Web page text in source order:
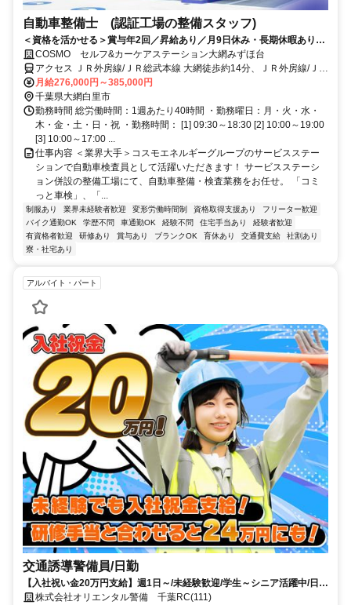
自動車整備士 (認証工場の整備スタッフ)
＜資格を活かせる＞賞与年2回／昇給あり／月9日休み・長期休暇あり／
残業20時間以内／福利厚生や制度も充実◎／資格取得支援制度あり
COSMO セルフ&カーケアステーション大網みずほ台
アクセス ＪＲ外房線/ＪＲ総武本線 大網徒歩約14分、ＪＲ外房線/ＪＲ
総武本線 大網徒歩約14分、ＪＲ外房線/ＪＲ総武本線 永田（千葉県）
徒歩約18分 大網駅から徒歩14分
月給276,000円～385,000円
千葉県大網白里市
勤務時間 総労働時間：1週あたり40時間 ・勤務曜日：月・火・水・
木・金・土・日・祝 ・勤務時間： [1] 09:30～18:30 [2] 10:00～19:00
[3] 10:00～17:00 ...
仕事内容 ＜業界大手＞コスモエネルギーグループのサービスステー
ションで自動車検査員として活躍いただきます！ サービスステーシ
ョン併設の整備工場にて、自動車整備・検査業務をお任せ。 「コミ
っと車検」、「...
制服あり 業界未経験者歓迎 変形労働時間制 資格取得支援あり
フリーター歓迎
バイク通勤OK
学歴不問 車通勤OK 経験不問 住宅手当あり
経験者歓迎
有資格者歓迎
研修あり 賞与あり ブランクOK 育休あり 交通費支給
社割あり
寮・社宅あり
アルバイト・パート
交通誘導警備員/日勤
【入社祝い金20万円支給】週1日～/未経験歓迎/学生～シニア活躍中/日払
い・週払いOK/履歴書不要！
株式会社オリエンタル警備 千葉RC(111)